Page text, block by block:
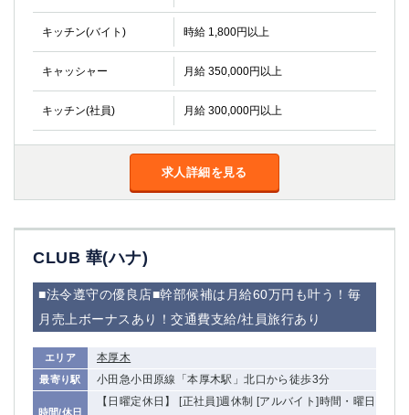
キッチン(バイト) 時給 1,800円以上
キャッシャー 月給 350,000円以上
キッチン(社員) 月給 300,000円以上
求人詳細を見る
CLUB 華(ハナ)
■法令遵守の優良店■幹部候補は月給60万円も叶う！毎
月売上ボーナスあり！交通費支給/社員旅行あり
エリア 本厚木
最寄り駅 小田急小田原線「本厚木駅」北口から徒歩3分
時間/休日
【日曜定休日】 [正社員]週休制 [アルバイト]時間・曜日